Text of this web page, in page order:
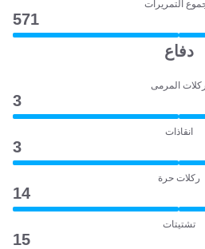
التمريرات
571
دفاع
ركلات المرمى
3
انقاذات
3
ركلات حرة
14
تشتيتات
15